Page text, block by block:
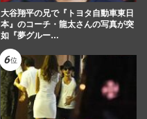
大谷翔平の兄で『トヨタ自動車東日
本』のコーチ・龍太さんの写真が突
如『夢グルー…